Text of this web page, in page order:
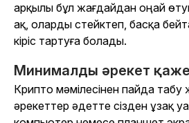
арқылы бұл жағдайдан оңай
ақ, оларды стейктеп, басқа
кіріс тартуға болады.
Минималды әрекет
Крипто мәмілесінен пайда табу
әрекеттер әдетте сізден ұзақ